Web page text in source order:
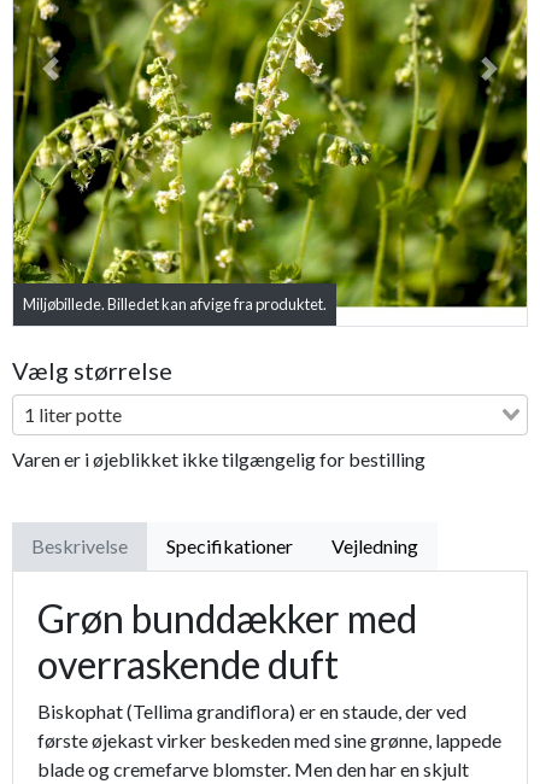
Miljøbillede. Billedet kan afvige fra produktet.
Previous Next
Vælg størrelse
1 liter potte
Varen er i øjeblikket ikke tilgængelig for bestilling
Beskrivelse Specifikationer Vejledning
Grøn bunddækker med
overraskende duft
Biskophat (Tellima grandiflora) er en staude, der ved
første øjekast virker beskeden med sine grønne, lappede
blade og cremefarve blomster. Men den har en skjult